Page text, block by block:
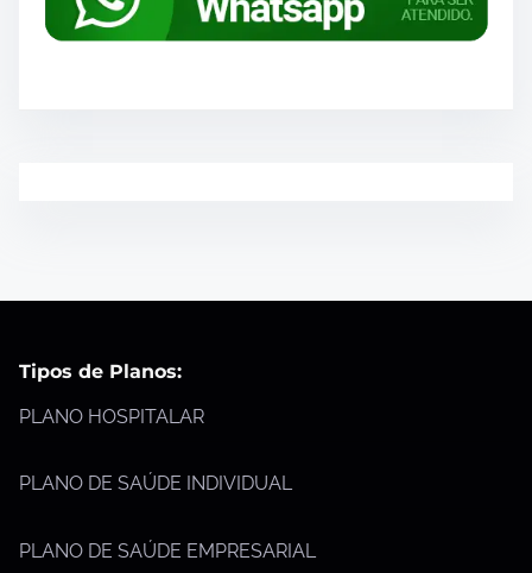
Tipos de Planos:
PLANO HOSPITALAR
PLANO DE SAÚDE INDIVIDUAL
PLANO DE SAÚDE EMPRESARIAL